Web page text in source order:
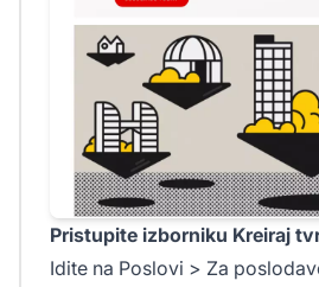
Pristupite izborniku Kreiraj
Idite na Poslovi > Za